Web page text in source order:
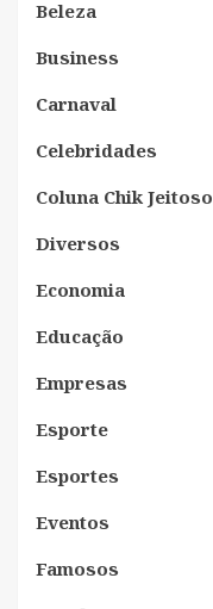
Beleza
Business
Carnaval
Celebridades
Coluna Chik Jeitoso
Diversos
Economia
Educação
Empresas
Esporte
Esportes
Eventos
Famosos